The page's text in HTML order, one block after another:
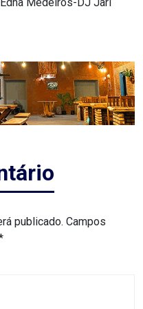
Medeiros-DJ Jari
publicado. Campos